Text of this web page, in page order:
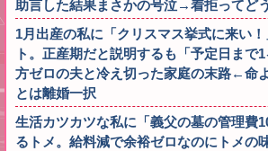
助言した結果まさかの号泣→着拒ってど
1月出産の私に「クリスマス挙式に来い
ト。正産期だと説明するも「予定日まで
方ゼロの夫と冷え切った家庭の末路←命
とは離婚一択
生活カツカツな私に「義父の墓の管理費
るトメ。給料減で余裕ゼロなのにトメの